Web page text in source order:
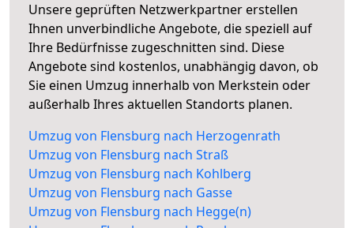
Unsere geprüften Netzwerkpartner erstellen
Ihnen unverbindliche Angebote, die speziell auf
Ihre Bedürfnisse zugeschnitten sind. Diese
Angebote sind kostenlos, unabhängig davon, ob
Sie einen Umzug innerhalb von Merkstein oder
außerhalb Ihres aktuellen Standorts planen.
Umzug von Flensburg nach Herzogenrath
Umzug von Flensburg nach Straß
Umzug von Flensburg nach Kohlberg
Umzug von Flensburg nach Gasse
Umzug von Flensburg nach Hegge(n)